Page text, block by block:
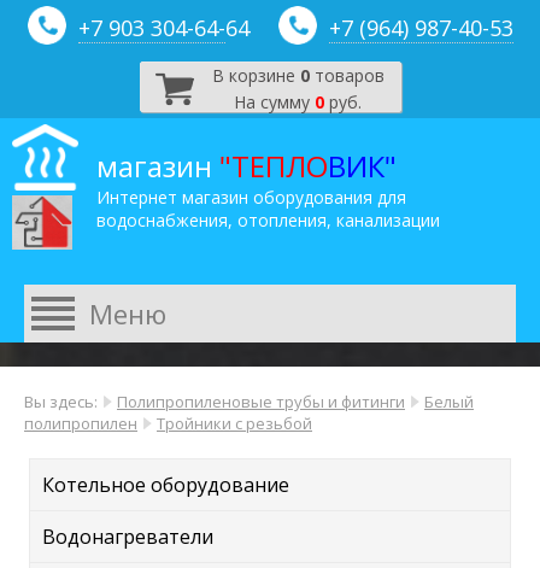
+7 903 304-64-64 +7 (964) 987-40-53
В корзине 0товаров
На сумму 0 руб.
магазин "ТЕПЛОВИК"
Интернет магазин оборудования для
водоснабжения, отопления, канализации
Вы здесь: Полипропиленовые трубы и фитинги
Белый
полипропилен
Тройники с резьбой
Котельное оборудование
Водонагреватели